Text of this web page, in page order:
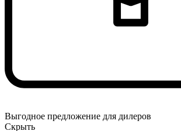
Выгодное предложение для дилеров
Скрыть